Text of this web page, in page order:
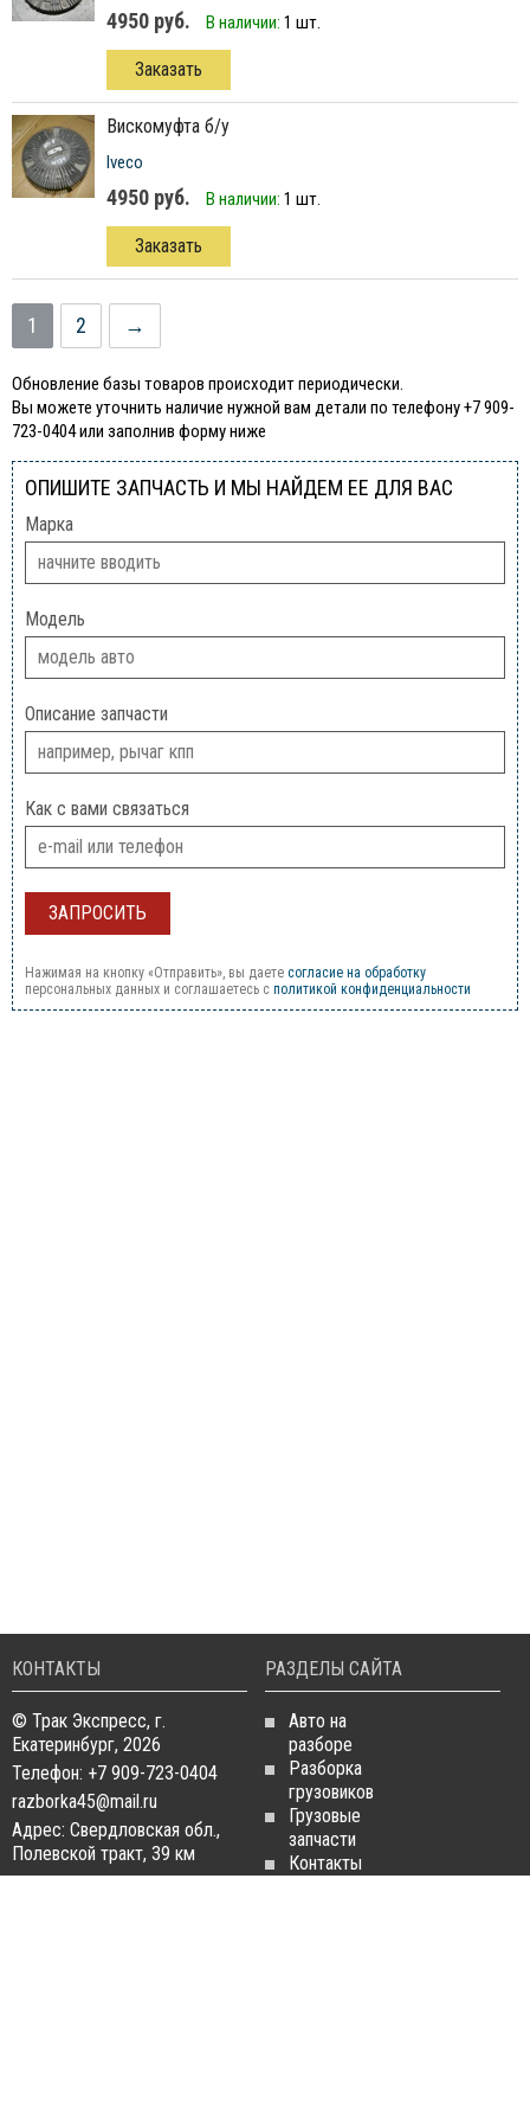
4950 руб. В наличии: 1 шт.
Заказать
вискомуфта б/у
Iveco
4950 руб. В наличии: 1 шт.
Заказать
1 2 →
Обновление базы товаров происходит периодически.
Вы можете уточнить наличие нужной вам детали по телефону +7 909-
723-0404 или заполнив форму ниже
ОПИШИТЕ ЗАПЧАСТЬ И МЫ НАЙДЕМ ЕЕ ДЛЯ ВАС
Марка
Модель
Описание запчасти
Как с вами связаться
Нажимая на кнопку «Отправить», вы даете согласие на обработку
персональных данных и соглашаетесь c политикой конфиденциальности
КОНТАКТЫ
© Трак Экспресс, г.
Екатеринбург, 2026
Телефон: +7 909-723-0404
razborka45@mail.ru
Адрес: Свердловская обл.,
Полевской тракт, 39 км
РАЗДЕЛЫ САЙТА
Авто на
разборе
Разборка
грузовиков
Грузовые
запчасти
Контакты